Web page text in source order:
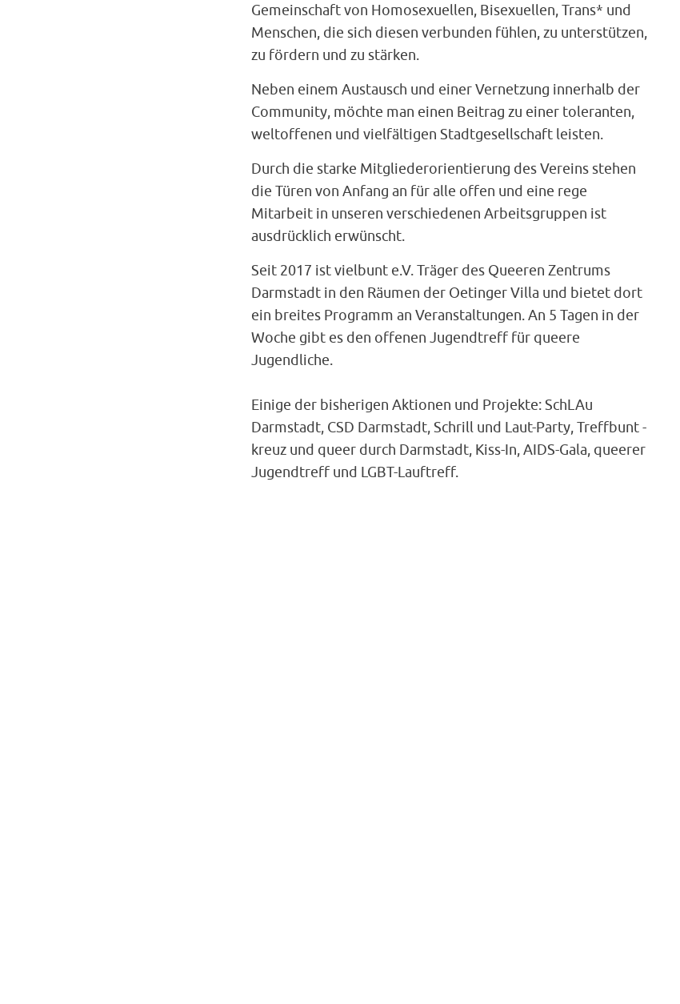
Gemeinschaft von Homosexuellen, Bisexuellen, Trans* und
Menschen, die sich diesen verbunden fühlen, zu unterstützen,
zu fördern und zu stärken.
Neben einem Austausch und einer Vernetzung innerhalb der
Community, möchte man einen Beitrag zu einer toleranten,
weltoffenen und vielfältigen Stadtgesellschaft leisten.
Durch die starke Mitgliederorientierung des Vereins stehen
die Türen von Anfang an für alle offen und eine rege
Mitarbeit in unseren verschiedenen Arbeitsgruppen ist
ausdrücklich erwünscht.
Seit 2017 ist vielbunt e.V. Träger des Queeren Zentrums
Darmstadt in den Räumen der Oetinger Villa und bietet dort
ein breites Programm an Veranstaltungen. An 5 Tagen in der
Woche gibt es den offenen Jugendtreff für queere
Jugendliche.
Einige der bisherigen Aktionen und Projekte: SchLAu
Darmstadt, CSD Darmstadt, Schrill und Laut-Party, Treffbunt -
kreuz und queer durch Darmstadt, Kiss-In, AIDS-Gala, queerer
Jugendtreff und LGBT-Lauftreff.